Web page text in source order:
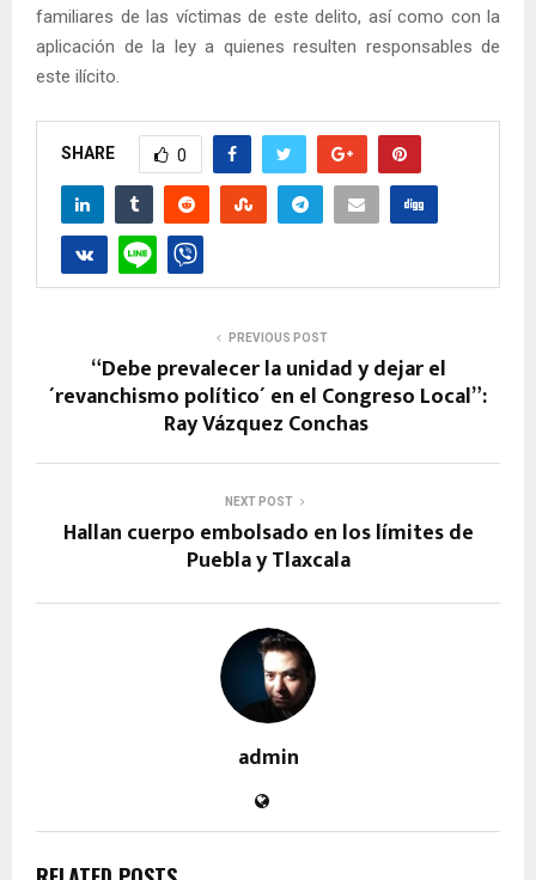
familiares de las víctimas de este delito, así como con la
aplicación de la ley a quienes resulten responsables de
este ilícito.
SHARE 0
PREVIOUS POST
“Debe prevalecer la unidad y dejar el
´revanchismo político´ en el Congreso Local”:
Ray Vázquez Conchas
NEXT POST
Hallan cuerpo embolsado en los límites de
Puebla y Tlaxcala
admin